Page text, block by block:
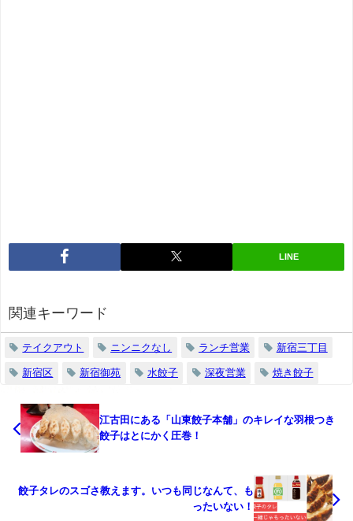
LINE
関連キーワード
テイクアウト ニンニクなし ランチ営業 新宿三丁目
新宿区 新宿御苑 水餃子 深夜営業 焼き餃子
江古田にある「山東餃子本舗」のキレイな羽根つき
餃子はとにかく圧巻！
餃子タレのスゴさ教えます。いつも同じなんて、も
ったいない！